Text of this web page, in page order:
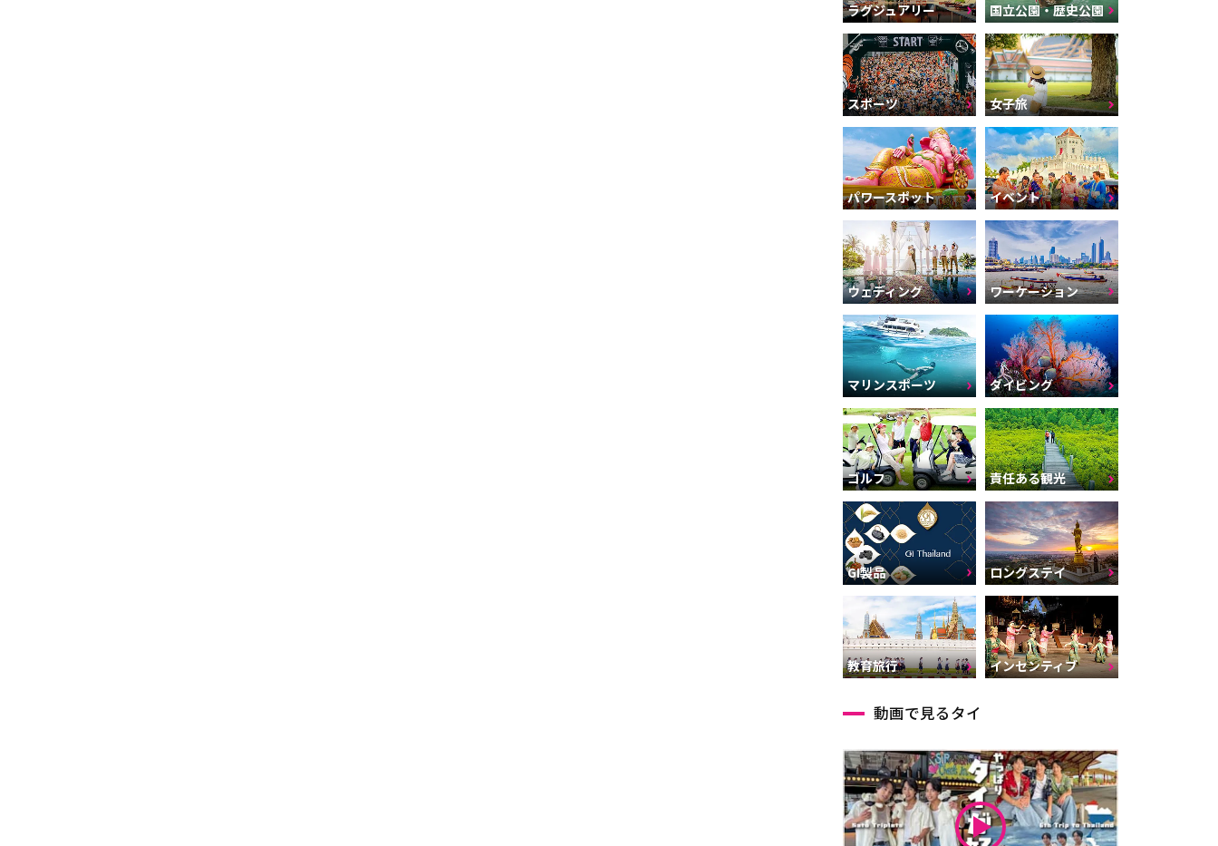
ラグジュアリー 国立公園・歴史公園
スポーツ 女子旅
パワースポット イベント
ウェディング ワーケーション
マリンスポーツ ダイビング
ゴルフ 責任ある観光
GI製品 ロングステイ
教育旅行 インセンティブ
動画で見るタイ